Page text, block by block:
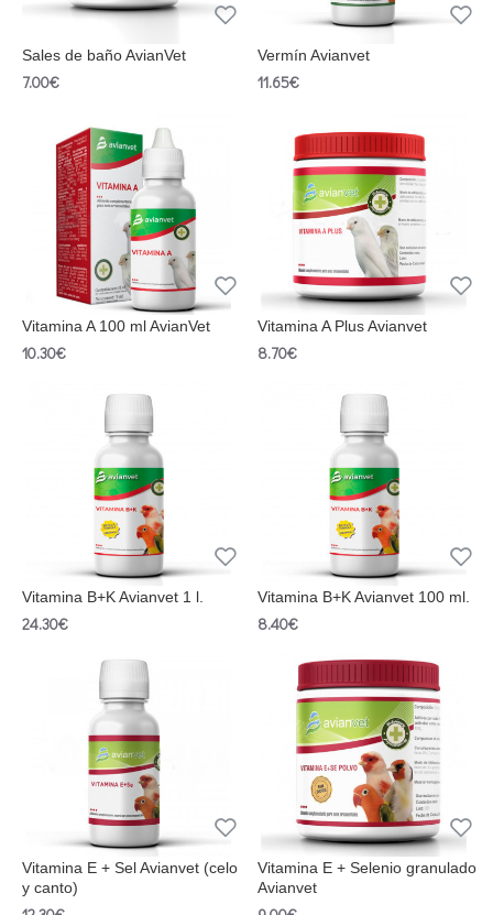
Sales de baño AvianVet
7.00€
Vermín Avianvet
11.65€
Vitamina A 100 ml AvianVet
10.30€
Vitamina A Plus Avianvet
8.70€
Vitamina B+K Avianvet 1 l.
24.30€
Vitamina B+K Avianvet 100 ml.
8.40€
Vitamina E + Sel Avianvet (celo
y canto)
Vitamina E + Selenio granulado
Avianvet